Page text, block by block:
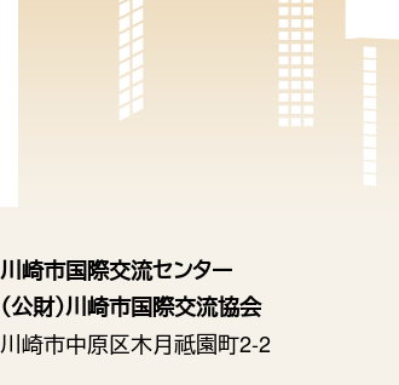
川崎市国際交流センター
（公財）川崎市国際交流協会
川崎市中原区木月祗園町2-2